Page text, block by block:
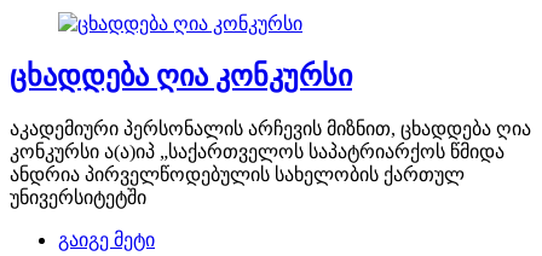
ცხადდება ღია კონკურსი
აკადემიური პერსონალის არჩევის მიზნით, ცხადდება ღია
კონკურსი ა(ა)იპ „საქართველოს საპატრიარქოს წმიდა
ანდრია პირველწოდებულის სახელობის ქართულ
უნივერსიტეტში
გაიგე მეტი